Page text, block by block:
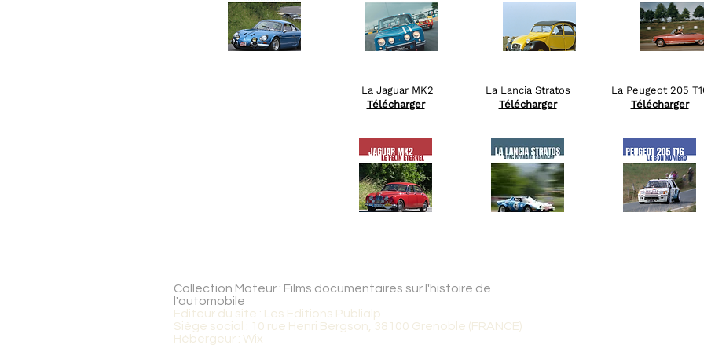
La Jaguar MK2
Télécharger
La Lancia Stratos
Télécharger
La Peugeot 205
Télécharger
Collection Moteur : Films documentaires sur l'histoire de
l'automobile
Editeur du site : Les Editions Publialp
Siège social : 10 rue Henri Bergson, 38100 Grenoble (FRANCE)
Hébergeur : Wix